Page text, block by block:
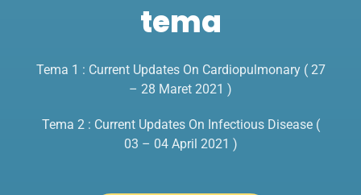
tema
Tema 1 : Current Updates On Cardiopulmonary ( 27
– 28 Maret 2021 )
Tema 2 : Current Updates On Infectious Disease (
03 – 04 April 2021 )